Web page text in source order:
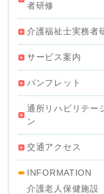
者研修
介護福祉士実務者
サービス案内
パンフレット
通所リハビリテー
ン
交通アクセス
INFORMATION
介護老人保健施